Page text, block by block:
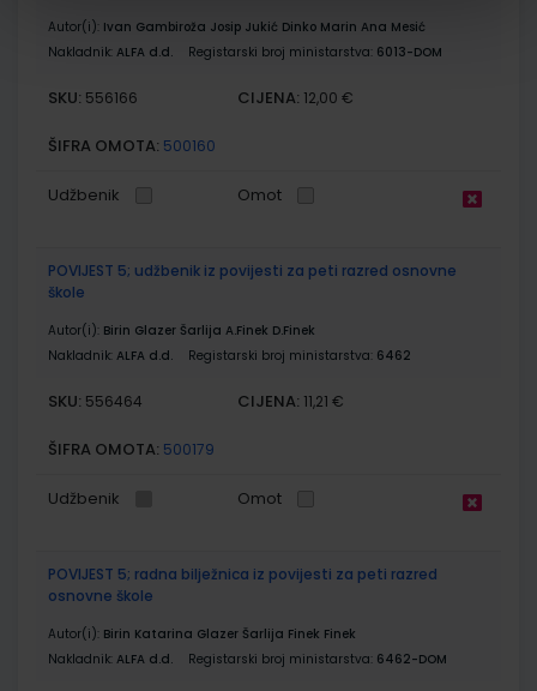
Autor(i): Ivan Gambiroža Josip Jukić Dinko Marin Ana Mesić
Nakladnik: ALFA d.d. Registarski broj ministarstva: 6013-DOM
SKU: 556166 CIJENA: 12,00 €
ŠIFRA OMOTA: 500160
Udžbenik Omot
POVIJEST 5; udžbenik iz povijesti za peti razred osnovne
škole
Autor(i): Birin Glazer Šarlija A.Finek D.Finek
Nakladnik: ALFA d.d. Registarski broj ministarstva: 6462
SKU: 556464 CIJENA: 11,21 €
ŠIFRA OMOTA: 500179
Udžbenik Omot
POVIJEST 5; radna bilježnica iz povijesti za peti razred
osnovne škole
Autor(i): Birin Katarina Glazer Šarlija Finek Finek
Nakladnik: ALFA d.d. Registarski broj ministarstva: 6462-DOM